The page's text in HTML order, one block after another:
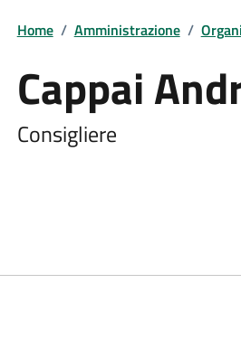
Home / Amministrazione /
Cappai
Consigliere